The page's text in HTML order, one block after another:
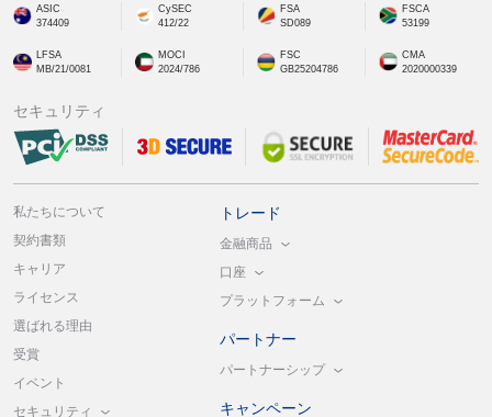
ASIC
374409
CySEC
412/22
FSA
SD089
FSCA
53199
LFSA
MB/21/0081
MOCI
2024/786
FSC
GB25204786
CMA
2020000339
セキュリティ
私たちについて
契約書類
キャリア
ライセンス
選ばれる理由
受賞
イベント
セキュリティ
トレード
金融商品
口座
プラットフォーム
パートナー
パートナーシップ
キャンペーン